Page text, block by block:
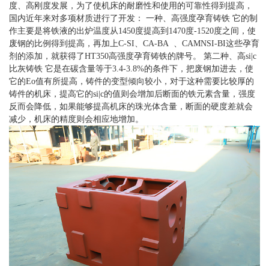
度、高刚度发展，为了使机床的耐磨性和使用的可靠性得到提高，
国内近年来对多项材质进行了开发： 一种、高强度孕育铸铁 它的制
作主要是将铁液的出炉温度从1450度提高到1470度-1520度之间，使
废钢的比例得到提高，再加上C-SI、CA-BA 、CAMNSI-BI这些孕育
剂的添加，就获得了HT350高强度孕育铸铁的牌号。 第二种、高si|c
比灰铸铁 它是在碳含量等于3.4-3.8%的条件下，把废钢加进去，使
它的Eo值有所提高，铸件的变型倾向较小，对于这种需要比较厚的
铸件的机床，提高它的si|c的值则会增加后断面的铁元素含量，强度
反而会降低，如果能够提高机床的珠光体含量，断面的硬度差就会
减少，机床的精度则会相应地增加。